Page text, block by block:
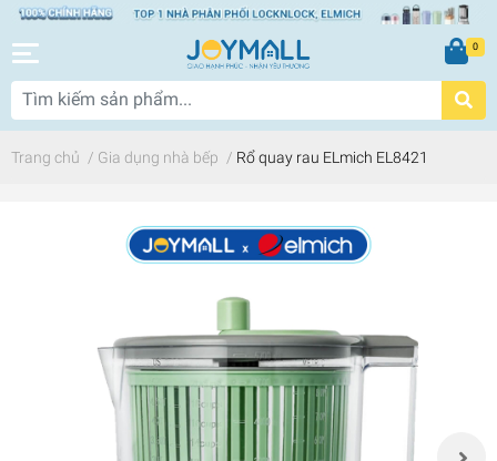
0
Trang chủ / Gia dụng nhà bếp / Rổ quay rau ELmich EL8421